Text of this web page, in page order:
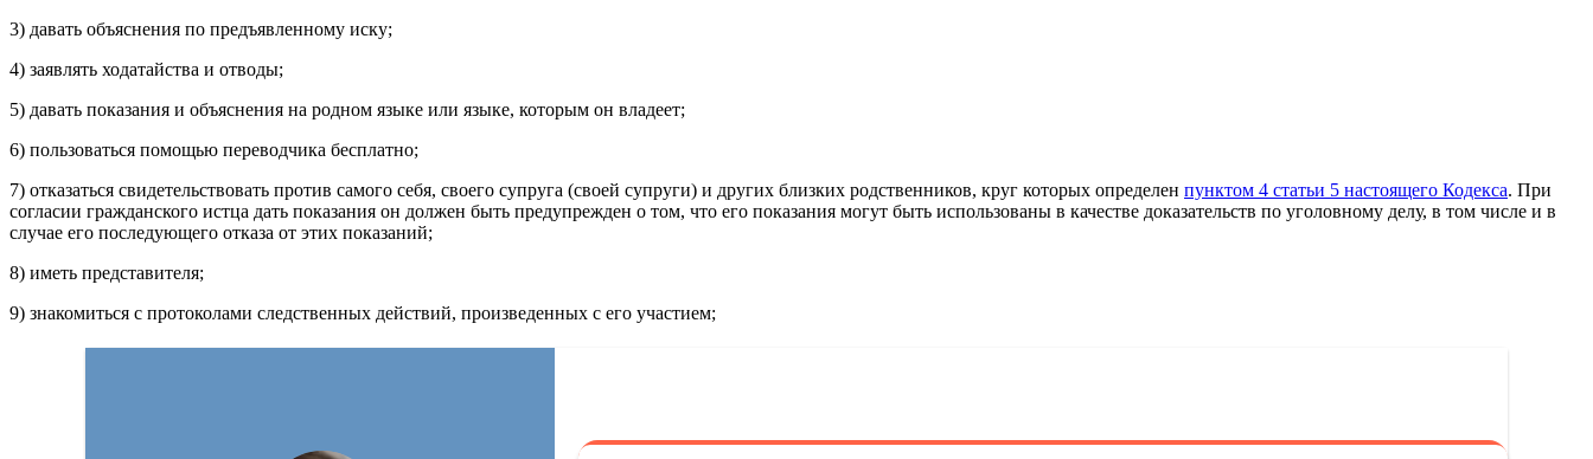
3) давать объяснения по предъявленному иску;
4) заявлять ходатайства и отводы;
5) давать показания и объяснения на родном языке или языке, которым он владеет;
6) пользоваться помощью переводчика бесплатно;
7) отказаться свидетельствовать против самого себя, своего супруга (своей супруги) и других близких родственников, круг которых определен пунктом 4 статьи 5 настоящего Кодекса. При
согласии гражданского истца дать показания он должен быть предупрежден о том, что его показания могут быть использованы в качестве доказательств по уголовному делу, в том числе и в
случае его последующего отказа от этих показаний;
8) иметь представителя;
9) знакомиться с протоколами следственных действий, произведенных с его участием;